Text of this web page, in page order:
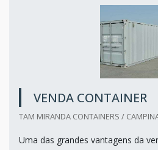
VENDA CONTAINER
TAM MIRANDA CONTAINERS /
Uma das grandes vantagens da